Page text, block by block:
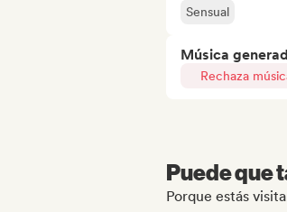
Sensual
Música
Rechaza
Puede que
Porque estás